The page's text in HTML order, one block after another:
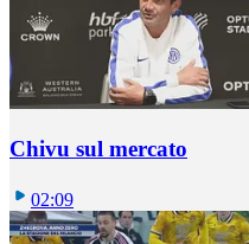
Chivu sul mercato
02:09